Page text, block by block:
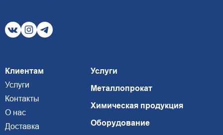
Клиентам
Услуги
Контакты
О нас
Доставка
Услуги
Металлопрокат
Химическая продукция
Оборудование